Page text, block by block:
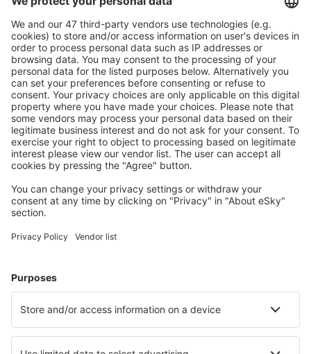
Planifică ȋn siguranţă
Rezervare fără griji cu opțiune gratuită de anulare.
Economiseşte mai mult
Prețuri atractive și oferte speciale pentru utilizatorii
conectați.
Cazarea preferată
Alege din peste 1,3 mil. de opţiuni: hoteluri, cabane,
Cele mai căutate hoteluri de către utilizatorii eSky
Hoteluri în Liverpool
Hoteluri în Birmingham Hoteluri în Londra
Hoteluri în Manchester Hoteluri în Oban